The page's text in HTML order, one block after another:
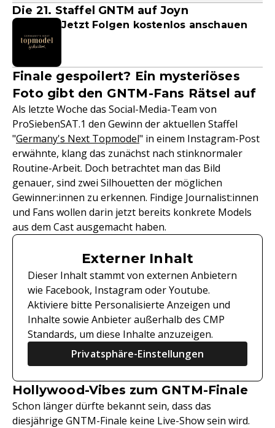
Die 21. Staffel GNTM auf Joyn
Jetzt Folgen kostenlos anschauen
Finale gespoilert? Ein mysteriöses
Foto gibt den GNTM-Fans Rätsel auf
Als letzte Woche das Social-Media-Team von
ProSiebenSAT.1 den Gewinn der aktuellen Staffel
"Germany's Next Topmodel" in einem Instagram-Post
erwähnte, klang das zunächst nach stinknormaler
Routine-Arbeit. Doch betrachtet man das Bild
genauer, sind zwei Silhouetten der möglichen
Gewinner:innen zu erkennen. Findige Journalist:innen
und Fans wollen darin jetzt bereits konkrete Models
aus dem Cast ausgemacht haben.
Externer Inhalt
Dieser Inhalt stammt von externen Anbietern
wie Facebook, Instagram oder Youtube.
Aktiviere bitte Personalisierte Anzeigen und
Inhalte sowie Anbieter außerhalb des CMP
Standards, um diese Inhalte anzuzeigen.
Privatsphäre-Einstellungen
Hollywood-Vibes zum GNTM-Finale
Schon länger dürfte bekannt sein, dass das
diesjährige GNTM-Finale keine Live-Show sein wird.